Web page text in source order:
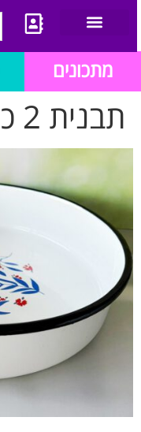
מתכונים
תבנית 2 כחול ואדום4